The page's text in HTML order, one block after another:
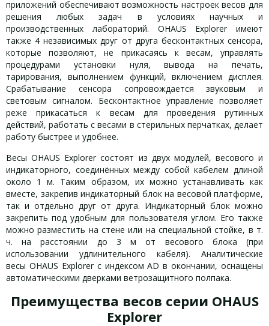
приложений обеспечивают возможность настроек весов для
решения любых задач в условиях научных и
производственных лабораторий. OHAUS Explorer имеют
также 4 независимых друг от друга бесконтактных сенсора,
которые позволяют, не прикасаясь к весам, управлять
процедурами установки нуля, вывода на печать,
тарирования, выполнением функций, включением дисплея.
Срабатывание сенсора сопровождается звуковым и
световым сигналом. Бесконтактное управление позволяет
реже прикасаться к весам для проведения рутинных
действий, работать с весами в стерильных перчатках, делает
работу быстрее и удобнее.
Весы OHAUS Explorer состоят из двух модулей, весового и
индикаторного, соединённых между собой кабелем длиной
около 1 м. Таким образом, их можно устанавливать как
вместе, закрепив индикаторный блок на весовой платформе,
так и отдельно друг от друга. Индикаторный блок можно
закрепить под удобным для пользователя углом. Его также
можно разместить на стене или на специальной стойке, в т.
ч. на расстоянии до 3 м от весового блока (при
использовании удлинительного кабеля). Аналитические
весы OHAUS Explorer с индексом AD в окончании, оснащены
автоматическими дверками ветрозащитного полпака.
Преимущества весов серии OHAUS
Explorer